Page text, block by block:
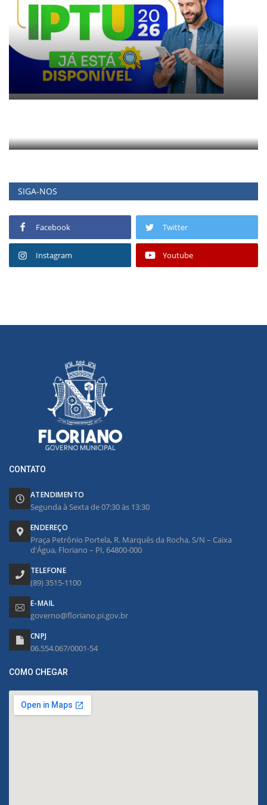
SIGA-NOS
Facebook Twitter
Instagram Youtube
CONTATO
ATENDIMENTO
Segunda à Sexta de 07:30 às 13:30
ENDEREÇO
Praça Petrônio Portela, R. Marquês da Rocha, S/N – Caixa
d'Água, Floriano – PI, 64800-000
TELEFONE
(89) 3515-1100
E-MAIL
governo@floriano.pi.gov.br
CNPJ
06.554.067/0001-54
COMO CHEGAR